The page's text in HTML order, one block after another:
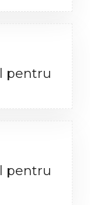
pentru
pentru